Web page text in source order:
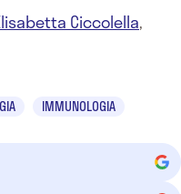
Ciccolella,
IMMUNOLOGIA